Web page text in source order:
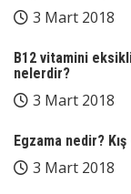
3 Mart 2018
B12 vitamini
nelerdir?
3 Mart 2018
Egzama nedir?
3 Mart 2018